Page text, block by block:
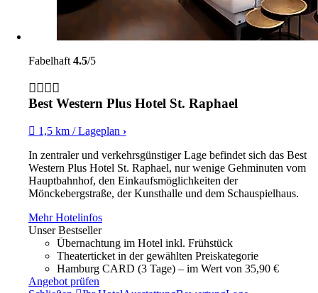
Fabelhaft 4.5/5
Best Western Plus Hotel St. Raphael
1,5 km / Lageplan ›
In zentraler und verkehrsgünstiger Lage befindet sich das Best
Western Plus Hotel St. Raphael, nur wenige Gehminuten vom
Hauptbahnhof, den Einkaufsmöglichkeiten der
Mönckebergstraße, der Kunsthalle und dem Schauspielhaus.
Mehr Hotelinfos
Unser Bestseller
Übernachtung im Hotel inkl. Frühstück
Theaterticket in der gewählten Preiskategorie
Hamburg CARD (3 Tage) – im Wert von 35,90 €
Angebot prüfen